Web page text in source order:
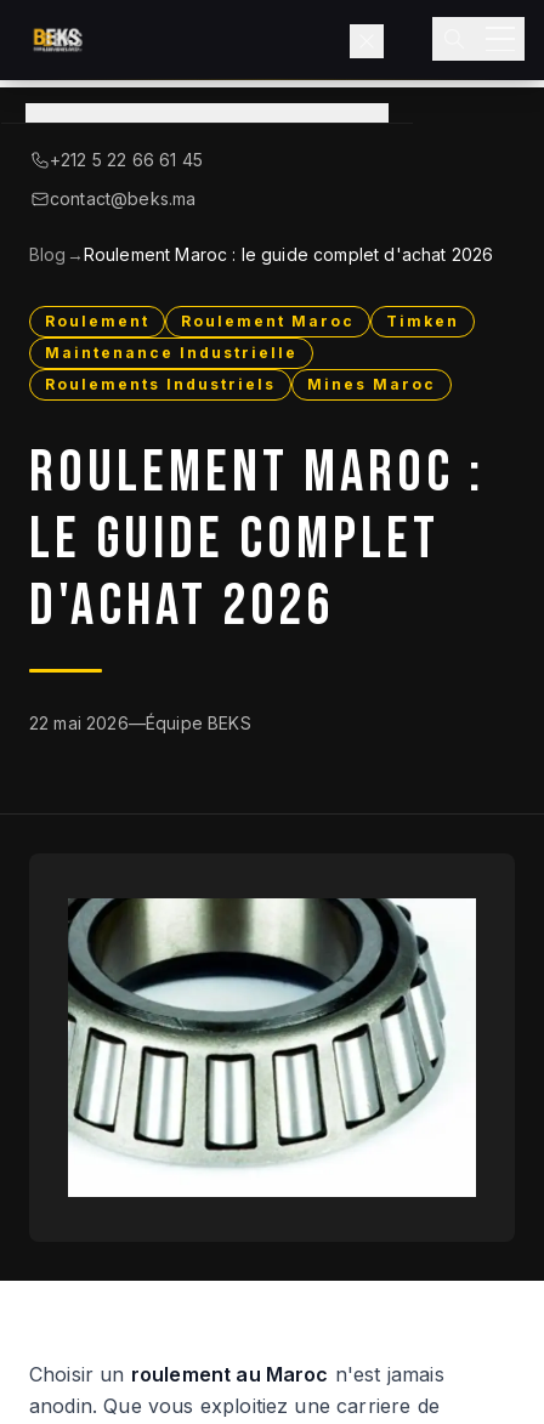
View
catalog→
LIEBHERR — OFFICIAL DISTRIBUTOR
Products
Services
Industries
Blog
CLEARANCE
+212 5 22 66 61 45
contact@beks.ma
Blog →Roulement Maroc : le guide complet d'achat 2026
Roulement Roulement Maroc
Timken
Maintenance Industrielle
Roulements Industriels
Mines Maroc
ROULEMENT MAROC :
LE GUIDE COMPLET
D'ACHAT 2026
22 mai 2026—Équipe BEKS
Choisir un roulement au Maroc n'est jamais
anodin. Que vous exploitiez une carriere de